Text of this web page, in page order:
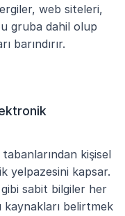
web siteleri,
gruba dahil olup
barındırır.
kişisel
yelpazesini kapsar.
sabit bilgiler her
kaynakları belirtmek